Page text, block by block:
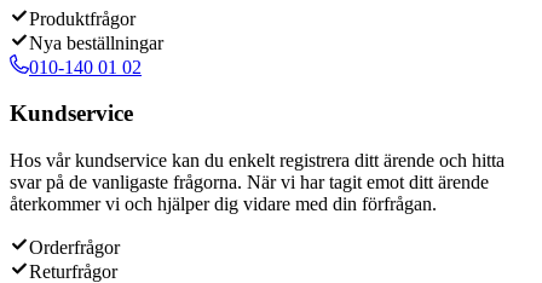
Produktfrågor
Nya beställningar
010-140 01 02
Kundservice
Hos vår kundservice kan du enkelt registrera ditt ärende och hitta
svar på de vanligaste frågorna. När vi har tagit emot ditt ärende
återkommer vi och hjälper dig vidare med din förfrågan.
Orderfrågor
Returfrågor